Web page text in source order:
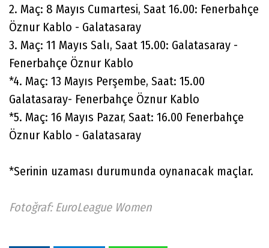
2. Maç: 8 Mayıs Cumartesi, Saat 16.00: Fenerbahçe
Öznur Kablo - Galatasaray
3. Maç: 11 Mayıs Salı, Saat 15.00: Galatasaray -
Fenerbahçe Öznur Kablo
*4. Maç: 13 Mayıs Perşembe, Saat: 15.00
Galatasaray- Fenerbahçe Öznur Kablo
*5. Maç: 16 Mayıs Pazar, Saat: 16.00 Fenerbahçe
Öznur Kablo - Galatasaray
*Serinin uzaması durumunda oynanacak maçlar.
Fotoğraf: EuroLeague Women